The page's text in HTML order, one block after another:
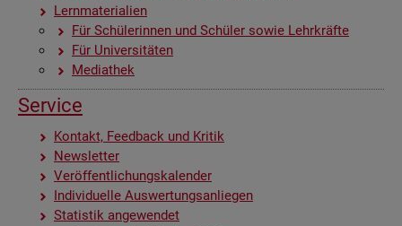
Lern­ma­te­ria­li­en
Für Schü­le­rin­nen und Schü­ler sowie Lehr­kräf­te
Für Uni­ver­si­tä­ten
Me­dia­thek
Ser­vice
Kon­takt, Feed­back und Kri­tik
News­let­ter
Ver­öf­fent­li­chungs­ka­len­der
In­di­vi­du­el­le Aus­wer­tungs­an­lie­gen
Sta­tis­tik an­ge­wen­det